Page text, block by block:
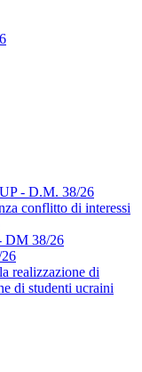
- D.M. 38/26
conflitto di interessi
DM 38/26
realizzazione di
di studenti ucraini